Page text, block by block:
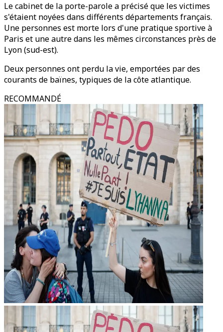
Le cabinet de la porte-parole a précisé que les victimes
s'étaient noyées dans différents départements français.
Une personnes est morte lors d'une pratique sportive à
Paris et une autre dans les mêmes circonstances près de
Lyon (sud-est).
Deux personnes ont perdu la vie, emportées par des
courants de baïnes, typiques de la côte atlantique.
RECOMMANDÉ